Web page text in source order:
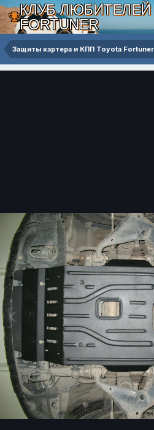
КЛУБ ЛЮБИТЕЛЕЙ
FORTUNER
Защиты картера и КПП Toyota Fortuner